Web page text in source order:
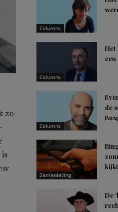
zo
Columns
Columns
Het
een
Columns
de
Samenleving
De